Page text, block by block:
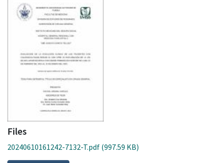
Files
20240610161242-7132-T.pdf (997.59 KB)